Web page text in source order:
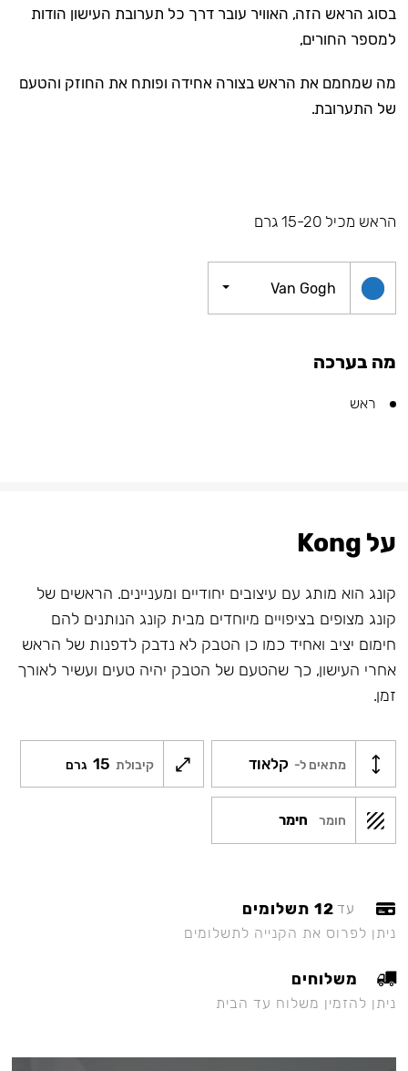
בסוג הראש הזה, האוויר עובר דרך כל תערובת העישון הודות
למספר החורים,
מה שמחמם את הראש בצורה אחידה ופותח את החוזק והטעם
של התערובת.
הראש מכיל 15-20 גרם
Van Gogh
מה בערכה
ראש
על Kong
קונג הוא מותג עם עיצובים יחודיים ומעניינים. הראשים של
קונג מצופים בציפויים מיוחדים מבית קונג הנותנים להם
חימום יציב ואחיד כמו כן הטבק לא נדבק לדפנות של הראש
אחרי העישון, כך שהטעם של הטבק יהיה טעים ועשיר לאורך
זמן.
מתאים ל- קלאוד קיבולת 15 גרם
חומר חימר
עד 12 תשלומים
ניתן לפרוס את הקנייה לתשלומים
משלוחים
ניתן להזמין משלוח עד הבית